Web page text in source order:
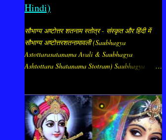
Hindi)
सौभाग्य अष्टोत्तर शतनाम स्तोत्र - संस्कृत और हिंदी में
सौभाग्य अष्टोत्तरशतनामावली (Saubhagya
Astottarasatanama Avali & Saubhagya
Ashtottara Shatanama Stotram) Saubhagya
नामावली है, जिसे सौभाग्य प्राप्ति और पति की दीर्घायु के
लिए विशेष रूप से स्त्रियाँ जपती हैं। "सौभाग्य अष्टोत्तर
शतनाम" का अर्थ है, सौभाग्य (अर्थात् सौभाग्य, समृद्धि, मंगल
और कल्याण देने वाली शक्ति) के १०८ नामों का संकलन।